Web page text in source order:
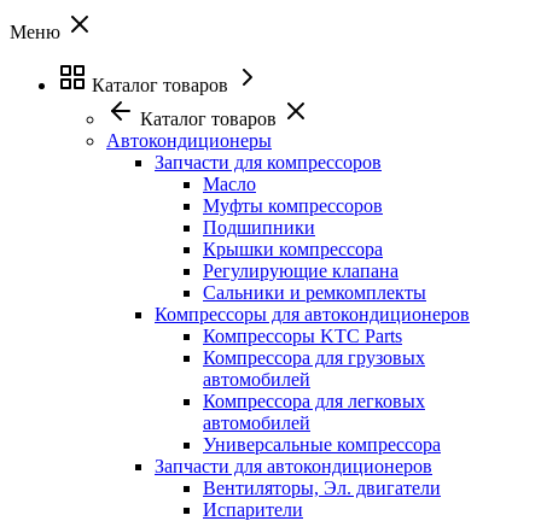
Меню
Каталог товаров
Каталог товаров
Автокондиционеры
Запчасти для компрессоров
Масло
Муфты компрессоров
Подшипники
Крышки компрессора
Регулирующие клапана
Сальники и ремкомплекты
Компрессоры для автокондиционеров
Компрессоры KTC Parts
Компрессора для грузовых
автомобилей
Компрессора для легковых
автомобилей
Универсальные компрессора
Запчасти для автокондиционеров
Вентиляторы, Эл. двигатели
Испарители